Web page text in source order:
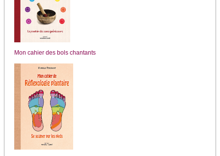
Mon cahier des bols chantants